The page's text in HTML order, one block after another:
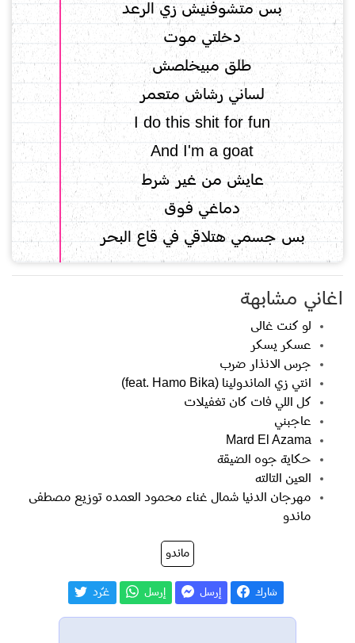
بس متشوفنيش زي الرعد
دخلتي موت
طلق مبيخلصش
لساني رشاش متعمر
I do this shit for fun
And I'm a goat
عايش من غير شرط
دماغي فوق
بس جسمي هتلاقي في قاع البحر
اغاني مشابهة
لو كنت غالى
عسكر يسكر
جرس الانذار ضرب
انتي زي الماندولينا (feat. Hamo Bika)
كل اللي فات كان تغفيلات
عاجبني
Mard El Azama
حكاية جوه الضيقة
العين التالته
مهرجان الدنيا شمال غناء محمود العمده توزيع مصطفى
ماندو
ماندو
شارك إرسل إرسل غـّرد